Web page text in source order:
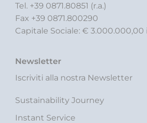
Tel. +39 0871.80851 (r.a.)
Fax +39 0871.800290
Capitale Sociale: € 3.000.000,00
Newsletter
Iscriviti alla nostra Newsletter
Sustainability Journey
Instant Service